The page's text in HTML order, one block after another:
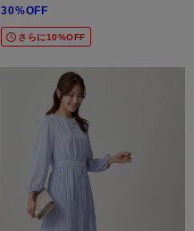
30%OFF
さらに10%OFF